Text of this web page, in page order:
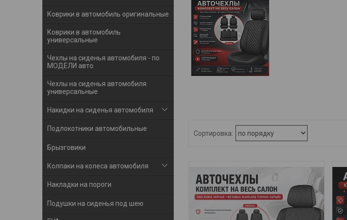
Коврики в автомобиль оригинальные
Коврики в автомобиль
универсальные
Чехлы на сиденья автомобиля - по
МОДЕЛИ авто
Чехлы на сиденья автомобиля
универсальные
Накидки на сиденья автомобиля
Подлокотники автомобильные
Брызговики
Колпаки на колеса автомобиля
Накладки на пороги
Подушки на сиденья под шею